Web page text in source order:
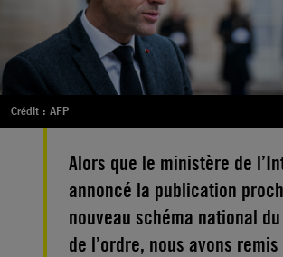
Crédit : AFP
Alors que le ministère de
annoncé la publication
nouveau schéma national
de l’ordre, nous avons remis